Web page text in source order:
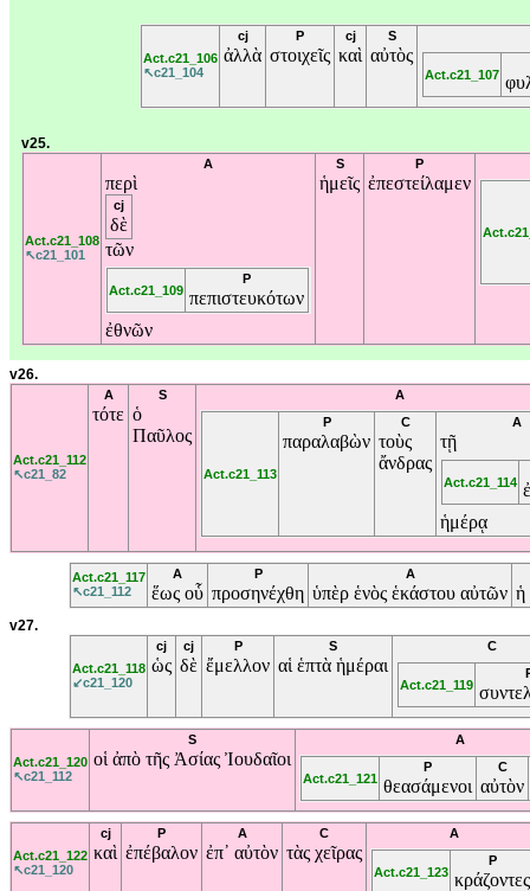
Act.c21_106
↖c21_104
cj
ἀλλὰ
P
στοιχεῖς
cj
καὶ
S
αὐτὸς
Act.c21_107
v25.
Act.c21_108
↖c21_101
A
περὶ
cj
δὲ
τῶν
Act.c21_109
P
πεπιστευκότων
ἐθνῶν
S
ἡμεῖς
P
ἐπεστείλαμεν
v26.
Act.c21_112
↖c21_82
A
τότε
S
ὁ
Παῦλος
A
Act.c21_113
P
παραλαβὼν
C
τοὺς
ἄνδρας
A
τῇ
Act.c21_114
ἡμέρᾳ
Act.c21_117
↖c21_112
A
ἕως οὗ
P
προσηνέχθη
A
ὑπὲρ ἑνὸς ἑκάστου αὐτῶν ἡ
v27.
Act.c21_118
↙c21_120
cj
ὡς
cj
δὲ
P
ἔμελλον
S
αἱ ἑπτὰ ἡμέραι
C
Act.c21_119
Act.c21_120
↖c21_112
S
οἱ ἀπὸ τῆς Ἀσίας Ἰουδαῖοι
A
Act.c21_121
P
θεασάμενοι
C
αὐτὸν
Act.c21_122
↖c21_120
cj
καὶ
P
ἐπέβαλον
A
ἐπ᾽ αὐτὸν
C
τὰς χεῖρας
A
Act.c21_123
P
κράζοντες